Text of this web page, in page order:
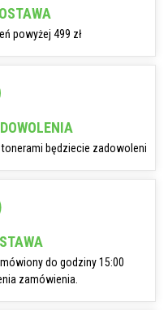
powyżej 499 zł
będziecie zadowoleni
do godziny 15:00
zamówienia.